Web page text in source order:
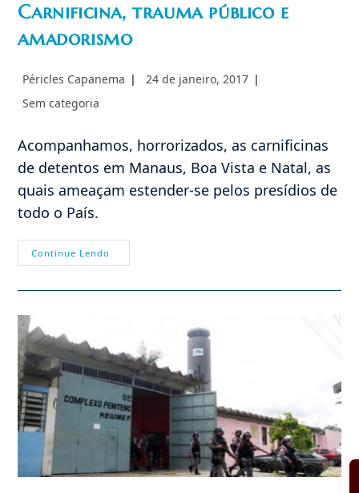
Carnificina, trauma público e
amadorismo
Autor
post:
Péricles Capanema
Post
24 de janeiro, 2017
Categoria
Sem categoria
Acompanhamos, horrorizados, as carnificinas
de detentos em Manaus, Boa Vista e Natal, as
quais ameaçam estender-se pelos presídios de
todo o País.
Continue Lendo
Trauma
E